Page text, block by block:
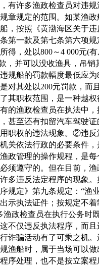
有许多渔政检查员对违规
章规定的范围。如某渔政
，按照《黄渤海区关于
第一款及第七条第六项
得，处以800～4 000元(有
，并可以没收渔具，吊销
规船的罚款幅度最低应为
对其处以200元罚款，而
其职权范围，是一种越权
的渔政检查员在执法中，
甚至还有扣留汽车驾驶
职权的违法现象。 ②违反
关依法行政的必要条件，
政管理的操作规程，是每
须遵守的。但在目前，渔
多违反法定程序的现象。
规定》第九条规定：“渔
示执法证件；按规定不着
渔政检查员在执行公务时
不仅违反执法程序，而且
诈骗活动有了可乘之机。
渔船时，属于当场可以做
序处理，也不是按立案